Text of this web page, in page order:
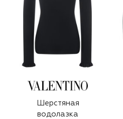
Шерстяная
водолазка